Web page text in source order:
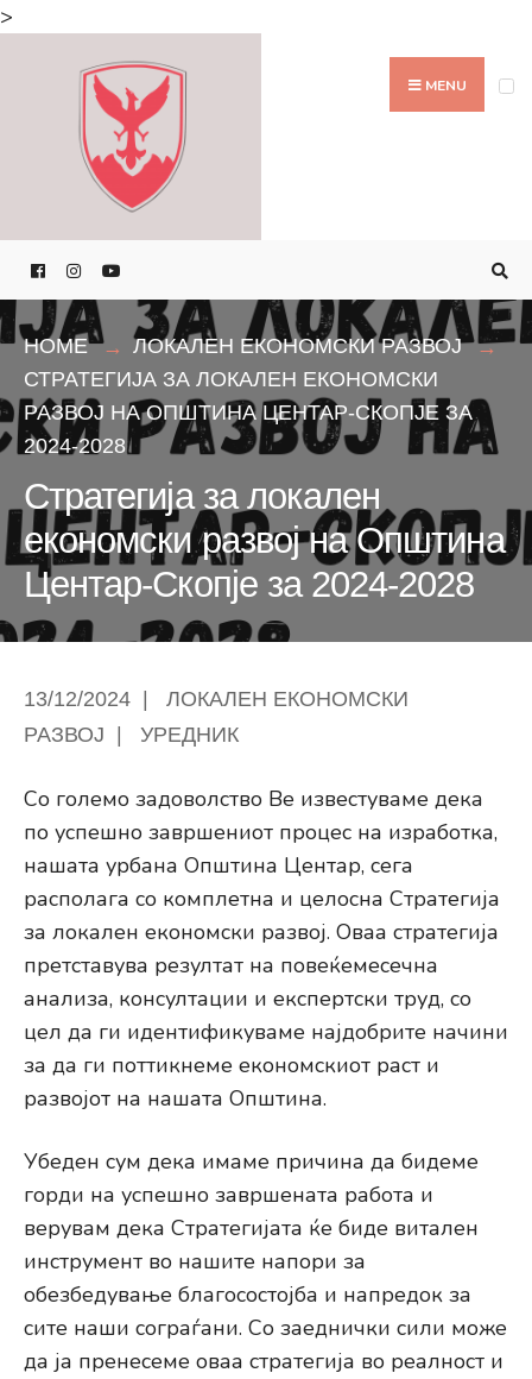
>
MENU
HOME
ЛОКАЛЕН ЕКОНОМСКИ РАЗВОЈ
СТРАТЕГИЈА ЗА ЛОКАЛЕН ЕКОНОМСКИ
РАЗВОЈ НА ОПШТИНА ЦЕНТАР-СКОПЈЕ ЗА
2024-2028
Стратегија за локален
економски развој на Општина
Центар-Скопје за 2024-2028
13/12/2024
ЛОКАЛЕН ЕКОНОМСКИ
РАЗВОЈ
УРЕДНИК
Со големо задоволство Ве известуваме дека
по успешно завршениот процес на изработка,
нашата урбана Општина Центар, сега
располага со комплетна и целосна Стратегија
за локален економски развој. Оваа стратегија
претставува резултат на повеќемесечна
анализа, консултации и експертски труд, со
цел да ги идентификуваме најдобрите начини
за да ги поттикнеме економскиот раст и
развојот на нашата Општина.
Убеден сум дека имаме причина да бидеме
горди на успешно завршената работа и
верувам дека Стратегијата ќе биде витален
инструмент во нашите напори за
обезбедување благосостојба и напредок за
сите наши сограѓани. Со заеднички сили може
да ја пренесеме оваа стратегија во реалност и